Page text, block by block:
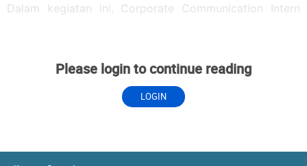
Dalam kegiatan ini, Corporate Communication Intern
ekosistem bisnis KG. Para siswa juga mendapat
kesempatan mendengarkan pemaparan dari dua
narasumber yakni, Executive Producer KompasTV Fina
Please login to continue reading
LOGIN